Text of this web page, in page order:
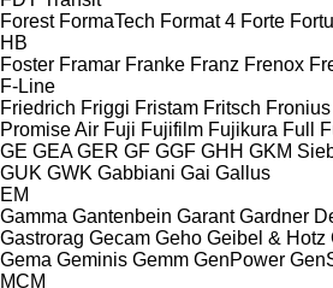
Forest FormaTech Format 4 Forte
HB
Foster Framar Franke Franz Frenox
F-Line
Friedrich Friggi Fristam Fritsch Fronius
Promise Air Fuji Fujifilm Fujikura Full
GE GEA GER GF GGF GHH GKM
GUK GWK Gabbiani Gai Gallus
EM
Gamma Gantenbein Garant Gardner
Gastrorag Gecam Geho Geibel & Hotz
Gema Geminis Gemm GenPower
MCM